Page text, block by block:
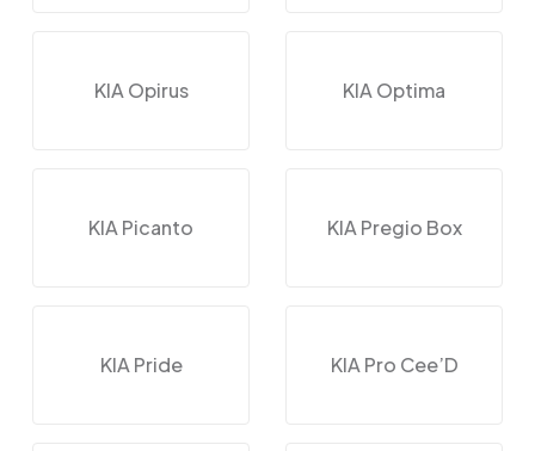
KIA Opirus KIA Optima
KIA Picanto KIA Pregio Box
KIA Pride KIA Pro Cee’D